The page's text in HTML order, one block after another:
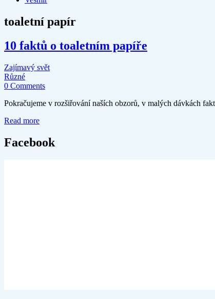
toaletní papír
10 faktů o toaletním papíře
Zajímavý svět
Různé
0 Comments
Pokračujeme v rozšiřování naších obzorů, v malých dávkách
Read more
Facebook